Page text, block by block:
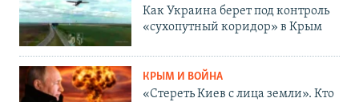
Как Украина берет под контроль
«сухопутный коридор» в Крым
КРЫМ И ВОЙНА
«Стереть Киев с лица земли». Кто